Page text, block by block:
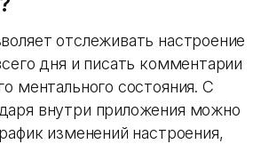
отслеживать настроение
дня и писать комментарии
ментального состояния. С
внутри приложения можно
изменений настроения,